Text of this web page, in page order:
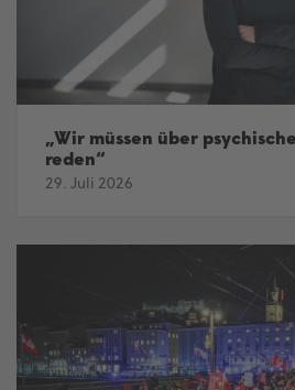
„Wir müssen über
reden“
29. Juli 2026